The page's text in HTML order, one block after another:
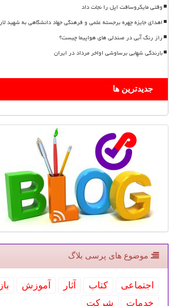
وقتی مایکروسافت اپل را نجات داد
اهدای جایزه چهره برجسته علمی و فرهنگی جهاد دانشگاهی به شهید
راز رنگ آبی در صندلی های هواپیما چیست؟
بارندگی شهابی برساوشی اواخر مرداد در ایران
جدیدترین ها
موضوع های پرسی بلاگ
اجتماعی كتاب آثار آموزش
خدمات
شركت